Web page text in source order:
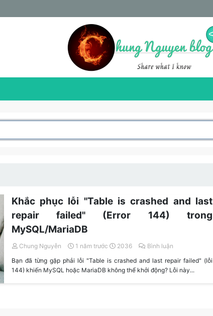
Khắc phục lỗi "Table is crashed and last
repair failed" (Error 144) trong
MySQL/MariaDB
Chung Nguyễn 1 năm trước 2036
Bình luận
Bạn đã từng gặp phải lỗi "Table is crashed and last repair failed" (lỗi
144) khiến MySQL hoặc MariaDB không thể khởi động? Lỗi này...